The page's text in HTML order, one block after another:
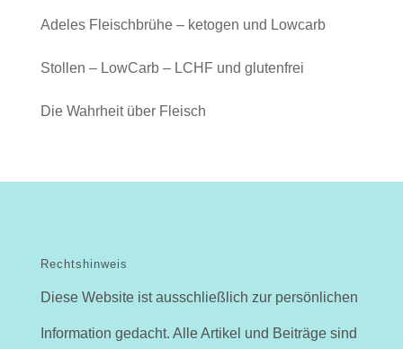
Adeles Fleischbrühe – ketogen und Lowcarb
Stollen – LowCarb – LCHF und glutenfrei
Die Wahrheit über Fleisch
Rechtshinweis
Diese Website ist ausschließlich zur persönlichen
Information gedacht. Alle Artikel und Beiträge sind